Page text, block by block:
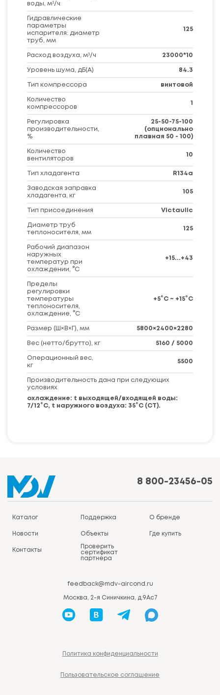
воды, м³/ч
Гидравлические
параметры
испарителя: диаметр
труб, мм
125
Расход воздуха, м³/ч 23000*10
Уровень шума, дБ(A) 84.3
Тип компрессора винтовой
Количество
компрессоров
1
Регулировка
производительности,
%
25-50-75-100
(опционально
плавная 50 - 100)
Количество
вентиляторов
10
Тип хладагента R134a
Заводская заправка
хладагента, кг
105
Тип присоединения Victaulic
Диаметр труб
теплоносителя, мм
125
Рабочий диапазон
наружных
температур при
охлаждении, °C
+15...+43
Пределы
регулировки
температуры
теплоносителя,
охлаждение, °C
+5°С ~ +15°С
Размер (Ш×В×Г), мм 5800×2400×2280
Вес (нетто/брутто), кг 5160 / 5000
Операционный вес,
кг
5500
Производительность дана при следующих
условиях
охлаждение: t выходящей/входящей воды:
7/12°С, t наружного воздуха: 35°С (СТ).
8 800-23456-05
Каталог Поддержка О бренде
Новости Объекты Где купить
Контакты
Проверить
сертификат
партнера
feedback@mdv-aircond.ru
Москва, 2-я Синичкина, д.9Ас7
Политика конфиденциальности
Пользовательское соглашение